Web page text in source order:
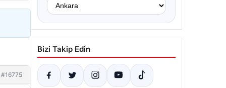
#16775
Bizi Takip Edin